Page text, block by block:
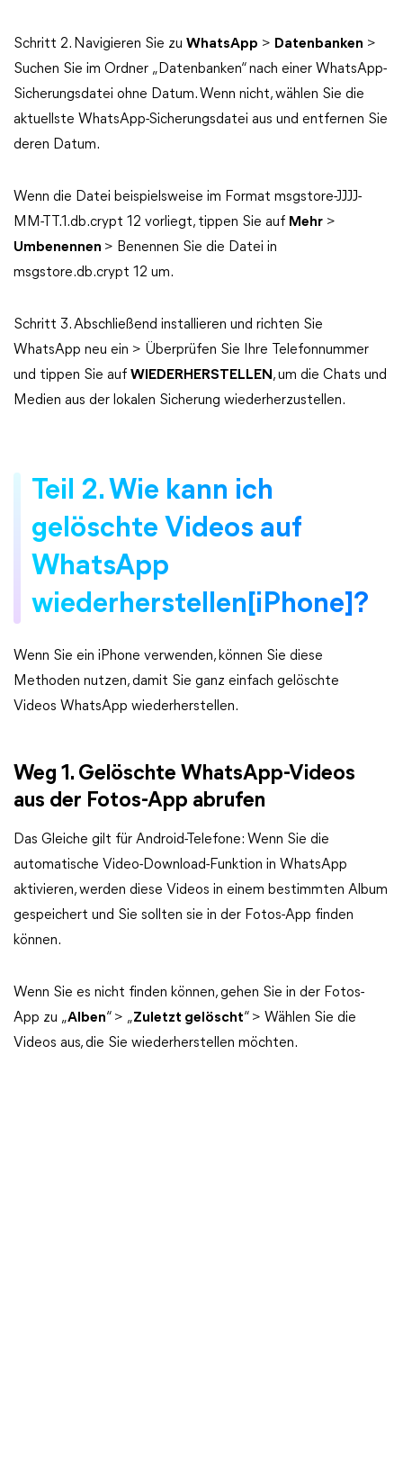
Schritt 2. Navigieren Sie zu WhatsApp > Datenbanken >
Suchen Sie im Ordner „Datenbanken“ nach einer WhatsApp-
Sicherungsdatei ohne Datum. Wenn nicht, wählen Sie die
aktuellste WhatsApp-Sicherungsdatei aus und entfernen Sie
deren Datum.
Wenn die Datei beispielsweise im Format msgstore-JJJJ-
MM-TT.1.db.crypt 12 vorliegt, tippen Sie auf Mehr >
Umbenennen > Benennen Sie die Datei in
msgstore.db.crypt 12 um.
Schritt 3. Abschließend installieren und richten Sie
WhatsApp neu ein > Überprüfen Sie Ihre Telefonnummer
und tippen Sie auf WIEDERHERSTELLEN , um die Chats und
Medien aus der lokalen Sicherung wiederherzustellen.
Teil 2. Wie kann ich
gelöschte Videos auf
WhatsApp
wiederherstellen[iPhone]?
Wenn Sie ein iPhone verwenden, können Sie diese
Methoden nutzen, damit Sie ganz einfach gelöschte
Videos WhatsApp wiederherstellen.
Weg 1. Gelöschte WhatsApp-Videos
aus der Fotos-App abrufen
Das Gleiche gilt für Android-Telefone: Wenn Sie die
automatische Video-Download-Funktion in WhatsApp
aktivieren, werden diese Videos in einem bestimmten Album
gespeichert und Sie sollten sie in der Fotos-App finden
können.
Wenn Sie es nicht finden können, gehen Sie in der Fotos-
App zu „Alben“ > „Zuletzt gelöscht“ > Wählen Sie die
Videos aus, die Sie wiederherstellen möchten.